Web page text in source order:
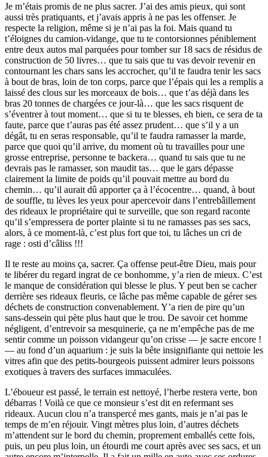
Je m’étais promis de ne plus sacrer. J’ai des amis pieux, qui sont
aussi très pratiquants, et j’avais appris à ne pas les offenser. Je
respecte la religion, même si je n’ai pas la foi. Mais quand tu
t’éloignes du camion-vidange, que tu te contorsionnes péniblement
entre deux autos mal parquées pour tomber sur 18 sacs de résidus de
construction de 50 livres… que tu sais que tu vas devoir revenir en
contournant les chars sans les accrocher, qu’il te faudra tenir les sacs
à bout de bras, loin de ton corps, parce que l’épais qui les a remplis a
laissé des clous sur les morceaux de bois… que t’as déjà dans les
bras 20 tonnes de chargées ce jour-là… que les sacs risquent de
s’éventrer à tout moment… que si tu te blesses, eh bien, ce sera de ta
faute, parce que t’auras pas été assez prudent… que s’il y a un
dégât, tu en seras responsable, qu’il te faudra ramasser la marde,
parce que quoi qu’il arrive, du moment où tu travailles pour une
grosse entreprise, personne te backera… quand tu sais que tu ne
devrais pas le ramasser, son maudit tas… que le gars dépasse
clairement la limite de poids qu’il pouvait mettre au bord du
chemin… qu’il aurait dû apporter ça à l’écocentre… quand, à bout
de souffle, tu lèves les yeux pour apercevoir dans l’entrebâillement
des rideaux le propriétaire qui te surveille, que son regard raconte
qu’il s’empressera de porter plainte si tu ne ramasses pas ses sacs,
alors, à ce moment-là, c’est plus fort que toi, tu lâches un cri de
rage : osti d’câliss !!!
Il te reste au moins ça, sacrer. Ça offense peut-être Dieu, mais pour
te libérer du regard ingrat de ce bonhomme, y’a rien de mieux. C’est
le manque de considération qui blesse le plus. Y peut ben se cacher
derrière ses rideaux fleuris, ce lâche pas même capable de gérer ses
déchets de construction convenablement. Y’a rien de pire qu’un
sans-dessein qui pète plus haut que le trou. De savoir cet homme
négligent, d’entrevoir sa mesquinerie, ça ne m’empêche pas de me
sentir comme un poisson vidangeur qu’on crisse — je sacre encore !
— au fond d’un aquarium : je suis la bête insignifiante qui nettoie les
vitres afin que des petits-bourgeois puissent admirer leurs poissons
exotiques à travers des surfaces immaculées.
L’éboueur est passé, le terrain est nettoyé, l’herbe restera verte, bon
débarras ! Voilà ce que ce monsieur s’est dit en refermant ses
rideaux. Aucun clou n’a transpercé mes gants, mais je n’ai pas le
temps de m’en réjouir. Vingt mètres plus loin, d’autres déchets
m’attendent sur le bord du chemin, proprement emballés cette fois,
puis, un peu plus loin, un étourdi me court après avec ses sacs, et un